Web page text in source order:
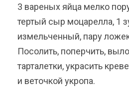
3 вареных яйца мелко
тертый сыр моцарелла, 1
измельченный, пару
Посолить, поперчить,
тарталетки, украсить
и веточкой укропа.